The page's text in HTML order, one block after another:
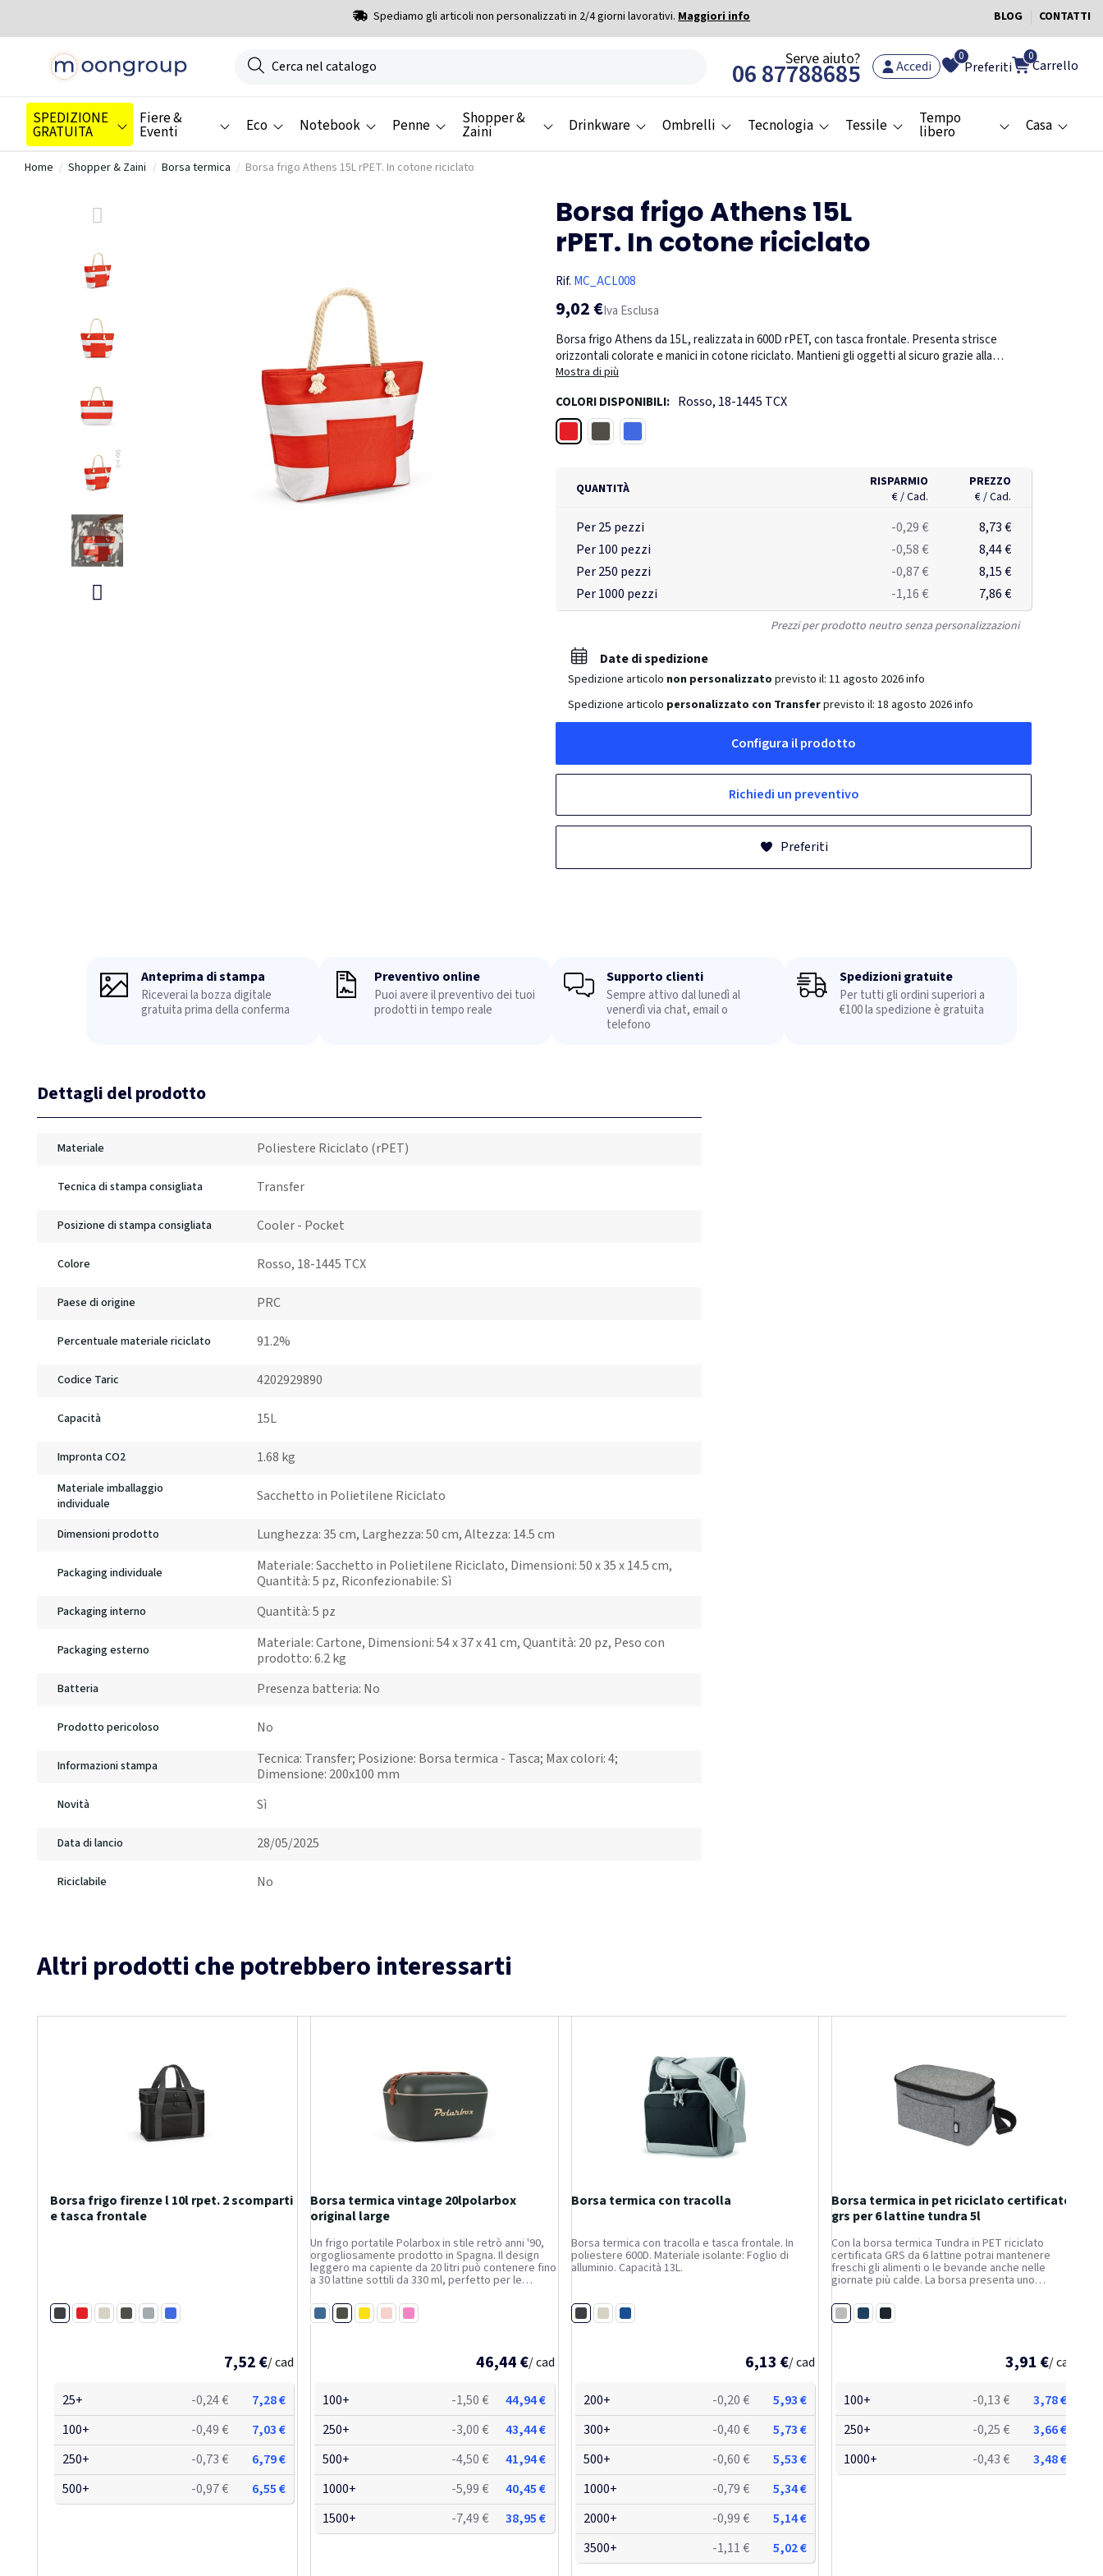
Spediamo gli articoli non personalizzati in 2/4 giorni lavorativi.Maggiori info BLOG CONTATTI
Serve aiuto?
06 87788685 Accedi Preferiti
0 0
Carrello
SPEDIZIONE
GRATUITA
Fiere &
Eventi Eco Notebook Penne Shopper &
Zaini Drinkware Ombrelli Tecnologia Tessile Tempo
libero Casa
Home Shopper & Zaini Borsa termica Borsa frigo Athens 15L rPET. In cotone riciclato
Borsa frigo Athens 15L
rPET. In cotone riciclato
Rif. MC_ACL008
9,02 €Iva Esclusa
Borsa frigo Athens da 15L, realizzata in 600D rPET, con tasca frontale. Presenta strisce
orizzontali colorate e manici in cotone riciclato. Mantieni gli oggetti al sicuro grazie alla
chiusura con cerniera. Eleva il tuo stile di svago in modo sostenibile.
Mostra di più
COLORI DISPONIBILI: Rosso, 18-1445 TCX
QUANTITÀ
RISPARMIO
€ / Cad.
PREZZO
€ / Cad.
Per 25 pezzi -0,29 €
8,73 €
Per 100 pezzi
-0,58 €
8,44 €
Per 250 pezzi
-0,87 €
8,15 €
Per 1000 pezzi
-1,16 € 7,86 €
Prezzi per prodotto neutro senza personalizzazioni
Date di spedizione
Spedizione articolo non personalizzato previsto il: 11 agosto 2026info
Spedizione articolo personalizzato con Transferprevisto il: 18 agosto 2026info
Configura il prodotto
Richiedi un preventivo
Preferiti
Anteprima di stampa
Riceverai la bozza digitale
gratuita prima della conferma
Preventivo online
Puoi avere il preventivo dei tuoi
prodotti in tempo reale
Supporto clienti
Sempre attivo dal lunedì al
venerdì via chat, email o
telefono
Spedizioni gratuite
Per tutti gli ordini superiori a
€100 la spedizione è gratuita
Dettagli del prodotto
Materiale Poliestere Riciclato (rPET)
Tecnica di stampa consigliata Transfer
Posizione di stampa consigliata Cooler - Pocket
Colore Rosso, 18-1445 TCX
Paese di origine PRC
Percentuale materiale riciclato 91.2%
Codice Taric 4202929890
Capacità 15L
Impronta CO2 1.68 kg
Materiale imballaggio
individuale
Sacchetto in Polietilene Riciclato
Dimensioni prodotto Lunghezza: 35 cm, Larghezza: 50 cm, Altezza: 14.5 cm
Packaging individuale
Materiale: Sacchetto in Polietilene Riciclato, Dimensioni: 50 x 35 x 14.5 cm,
Quantità: 5 pz, Riconfezionabile: Sì
Packaging interno Quantità: 5 pz
Packaging esterno
Materiale: Cartone, Dimensioni: 54 x 37 x 41 cm, Quantità: 20 pz, Peso con
prodotto: 6.2 kg
Batteria Presenza batteria: No
Prodotto pericoloso No
Informazioni stampa
Tecnica: Transfer; Posizione: Borsa termica - Tasca; Max colori: 4;
Dimensione: 200x100 mm
Novità Sì
Data di lancio 28/05/2025
Riciclabile No
Altri prodotti che potrebbero interessarti
Borsa frigo firenze l 10l rpet. 2 scomparti
e tasca frontale
NeroRossoBiancoVerdeGrigioBlu reale
7,52 €/ cad
25+ -0,24 €
7,28 €
100+
-0,49 €
7,03 €
250+
-0,73 €
6,79 €
500+
-0,97 € 6,55 €
Borsa termica vintage 20lpolarbox
original large
Un frigo portatile Polarbox in stile retrò anni '90,
orgogliosamente prodotto in Spagna. Il design
leggero ma capiente da 20 litri può contenere fino
a 30 lattine sottili da 330 ml, perfetto per le
campeggio. L'isolamento ad alte prestazioni
mantiene...
Blu VerdeGialloRosaGomma da masticare
46,44 €/ cad
100+ -1,50 €
44,94 €
250+
-3,00 €
43,44 €
500+
-4,50 €
41,94 €
1000+
-5,99 €
40,45 €
1500+
-7,49 € 38,95 €
Borsa termica con tracolla
Borsa termica con tracolla e tasca frontale. In
poliestere 600D. Materiale isolante: Foglio di
alluminio. Capacità 13L.
NeroBiancoBlu royal
6,13 €/ cad
200+ -0,20 €
5,93 €
300+
-0,40 €
5,73 €
500+
-0,60 €
5,53 €
1000+
-0,79 €
5,34 €
2000+
-0,99 €
5,14 €
3500+
-1,11 € 5,02 €
Borsa termica in pet riciclato certificato
grs per 6 lattine tundra 5l
Con la borsa termica Tundra in PET riciclato
certificata GRS da 6 lattine potrai mantenere
freschi gli alimenti o le bevande anche nelle
giornate più calde. La borsa presenta uno
e spallacci regolabili. Capacità: 5 litri.
Grigio melange
Navy melange
Antracite melange
3,91 €/ cad
100+ -0,13 €
3,78 €
250+
-0,25 €
3,66 €
1000+
-0,43 € 3,48 €